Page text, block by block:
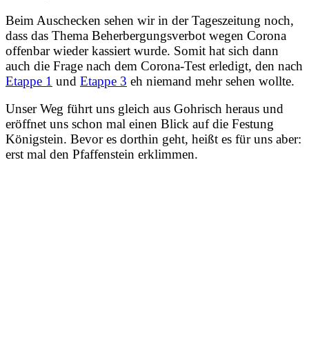
Beim Auschecken sehen wir in der Tageszeitung noch,
dass das Thema Beherbergungsverbot wegen Corona
offenbar wieder kassiert wurde. Somit hat sich dann
auch die Frage nach dem Corona-Test erledigt, den nach
Etappe 1 und Etappe 3 eh niemand mehr sehen wollte.
Unser Weg führt uns gleich aus Gohrisch heraus und
eröffnet uns schon mal einen Blick auf die Festung
Königstein. Bevor es dorthin geht, heißt es für uns aber:
erst mal den Pfaffenstein erklimmen.